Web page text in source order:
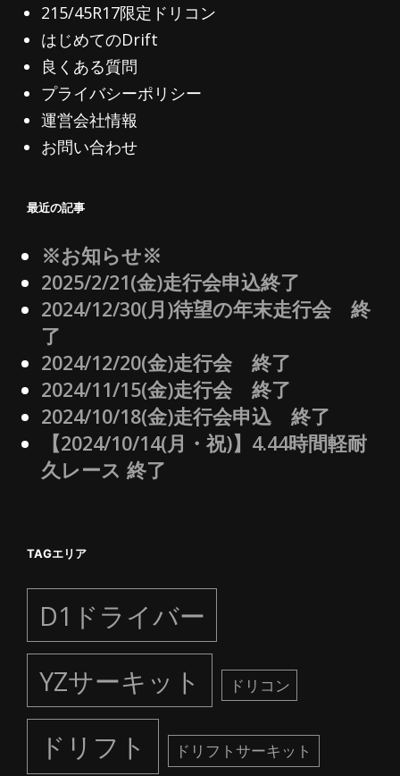
215/45R17限定ドリコン
はじめてのDrift
良くある質問
プライバシーポリシー
運営会社情報
お問い合わせ
最近の記事
※お知らせ※
2025/2/21(金)走行会申込終了
2024/12/30(月)待望の年末走行会 終
了
2024/12/20(金)走行会 終了
2024/11/15(金)走行会 終了
2024/10/18(金)走行会申込 終了
【2024/10/14(月・祝)】4.44時間軽耐
久レース 終了
TAGエリア
D1ドライバー
YZサーキット
ドリコン
ドリフト ドリフトサーキット